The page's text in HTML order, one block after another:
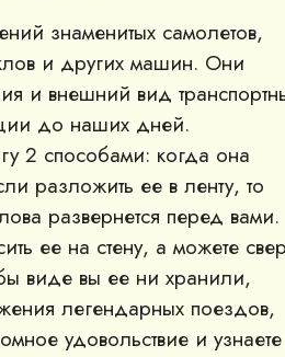
знаменитых самолетов,
и других машин. Они
и внешний вид
до наших дней.
2 способами: когда она
разложить ее в ленту, то
развернется перед вами.
ее на стену, а можете
виде вы ее ни хранили,
легендарных поездов,
удовольствие и узнаете